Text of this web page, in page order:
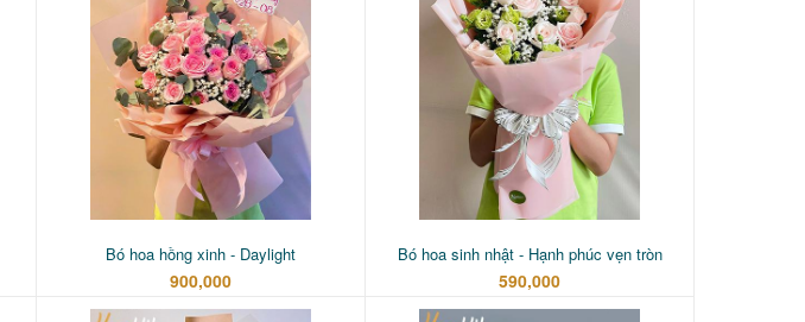
Bó hoa hồng xinh - Daylight
900,000
Bó hoa sinh nhật - Hạnh phúc vẹn tròn
590,000